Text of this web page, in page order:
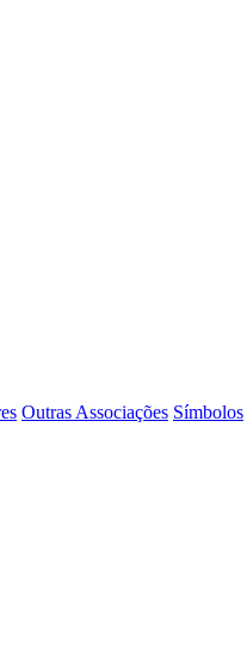
Outras Associações Símbolos